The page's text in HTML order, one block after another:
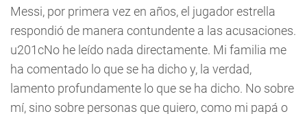
Messi, por primera vez en años, el jugador estrella
respondió de manera contundente a las acusaciones.
u201cNo he leído nada directamente. Mi familia me
ha comentado lo que se ha dicho y, la verdad,
lamento profundamente lo que se ha dicho. No sobre
mí, sino sobre personas que quiero, como mi papá o